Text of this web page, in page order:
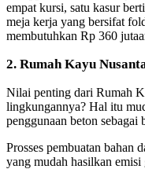
empat kursi, satu kasur
meja kerja yang bersifat
membutuhkan Rp 360
2. Rumah Kayu
Nilai penting dari Rumah
lingkungannya? Hal itu
penggunaan beton sebagai
Prosses pembuatan bahan
yang mudah hasilkan emisi